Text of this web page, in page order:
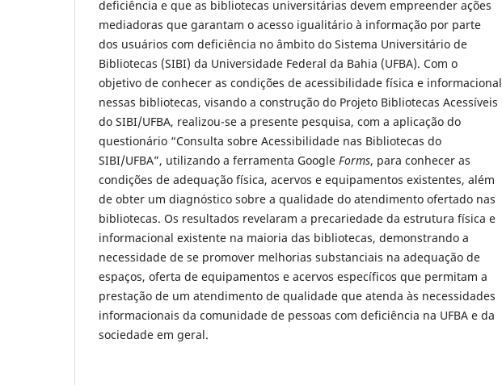
deficiência e que as bibliotecas universitárias devem empreender ações
mediadoras que garantam o acesso igualitário à informação por parte
dos usuários com deficiência no âmbito do Sistema Universitário de
Bibliotecas (SIBI) da Universidade Federal da Bahia (UFBA). Com o
objetivo de conhecer as condições de acessibilidade física e informacional
nessas bibliotecas, visando a construção do Projeto Bibliotecas Acessíveis
do SIBI/UFBA, realizou-se a presente pesquisa, com a aplicação do
questionário “Consulta sobre Acessibilidade nas Bibliotecas do
SIBI/UFBA”, utilizando a ferramenta Google Forms, para conhecer as
condições de adequação física, acervos e equipamentos existentes, além
de obter um diagnóstico sobre a qualidade do atendimento ofertado nas
bibliotecas. Os resultados revelaram a precariedade da estrutura física e
informacional existente na maioria das bibliotecas, demonstrando a
necessidade de se promover melhorias substanciais na adequação de
espaços, oferta de equipamentos e acervos específicos que permitam a
prestação de um atendimento de qualidade que atenda às necessidades
informacionais da comunidade de pessoas com deficiência na UFBA e da
sociedade em geral.